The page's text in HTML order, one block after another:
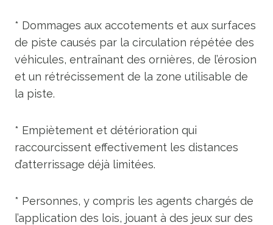
* Dommages aux accotements et aux surfaces
de piste causés par la circulation répétée des
véhicules, entraînant des ornières, de l’érosion
et un rétrécissement de la zone utilisable de
la piste.
* Empiètement et détérioration qui
raccourcissent effectivement les distances
d’atterrissage déjà limitées.
* Personnes, y compris les agents chargés de
l’application des lois, jouant à des jeux sur des